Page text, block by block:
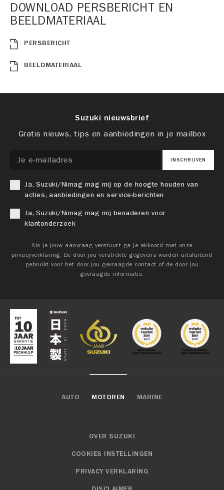
DOWNLOAD PERSBERICHT EN
BEELDMATERIAAL
PERSBERICHT
BEELDMATERIAAL
Suzuki nieuwsbrief
Gratis nieuws, tips en aanbiedingen in je mailbox
INSCHRIJVEN
Ja, Suzuki/Nimag mag mij op de hoogte houden van
acties, aanbiedingen en service-berichten
Ja, Suzuki/Nimag mag mij benaderen voor
klantonderzoek
Als je jouw aanvraag verstuurt ga je akkoord met onze
privacyverklaring. De door jou verstrekte gegevens worden uitsluitend
gebruikt voor het door jou gevraagde contact of de door jou
gevraagde informatie.
AUTO MOTOREN MARINE
OVER SUZUKI
COOKIES INSTELLINGEN
PRIVACY VERKLARING